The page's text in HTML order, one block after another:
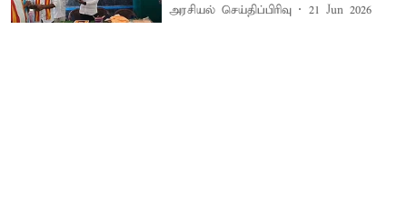
அரசியல் செய்திப்பிரிவு 21 Jun 2026